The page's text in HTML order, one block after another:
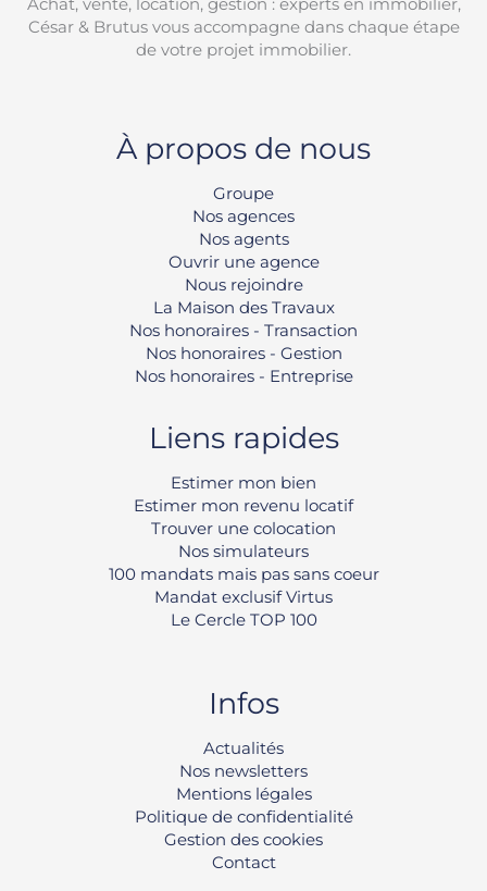
César & Brutus vous accompagne dans chaque étape
de votre projet immobilier.
À propos de nous
Groupe
Nos agences
Nos agents
Ouvrir une agence
Nous rejoindre
La Maison des Travaux
Nos honoraires - Transaction
Nos honoraires - Gestion
Nos honoraires - Entreprise
Liens rapides
Estimer mon bien
Estimer mon revenu locatif
Trouver une colocation
Nos simulateurs
100 mandats mais pas sans coeur
Mandat exclusif Virtus
Le Cercle TOP 100
Infos
Actualités
Nos newsletters
Mentions légales
Politique de confidentialité
Gestion des cookies
Contact
Rechercher